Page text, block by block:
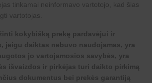
tinkamai neinformavo vartotojo, kad šias
vartotojas.
kokybišką prekę pardavėjui ir
jeigu daiktas nebuvo naudojamas, yra
jo vartojamosios savybės, yra
išvaizdos ir pirkėjas turi daikto pirkimą
dokumentus bei prekės garantiją